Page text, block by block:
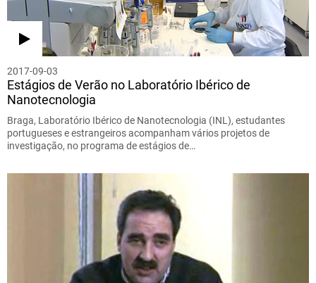
2017-09-03
Estágios de Verão no Laboratório Ibérico de
Nanotecnologia
Braga, Laboratório Ibérico de Nanotecnologia (INL), estudantes
portugueses e estrangeiros acompanham vários projetos de
investigação, no programa de estágios de…